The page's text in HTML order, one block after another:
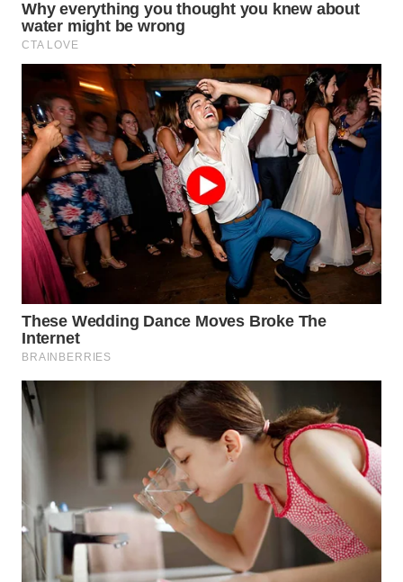
WN
LIKUPANG
WN
LABUANBAJO
WN
BORNEO
Wahana
Media
Group
WAHANA
NEWS
WAHANA
WAHANA
WAHANA
INFRASTRUKTUR
WAHANA
KONSUMEN